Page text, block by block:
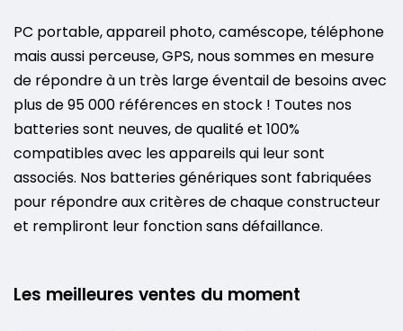
PC portable, appareil photo, caméscope, téléphone
mais aussi perceuse, GPS, nous sommes en mesure
de répondre à un très large éventail de besoins avec
plus de 95 000 références en stock ! Toutes nos
batteries sont neuves, de qualité et 100%
compatibles avec les appareils qui leur sont
associés. Nos batteries génériques sont fabriquées
pour répondre aux critères de chaque constructeur
et rempliront leur fonction sans défaillance.
Les meilleures ventes du moment